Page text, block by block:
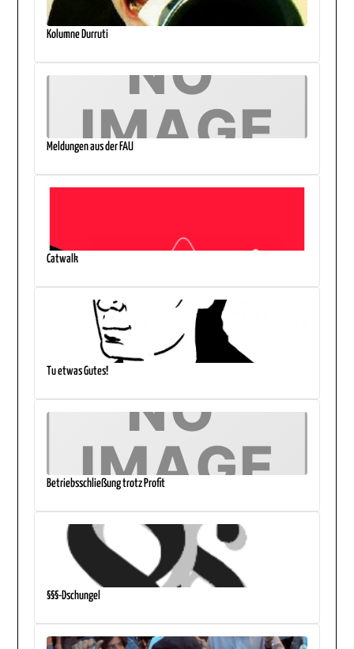
Kolumne Durruti
Meldungen aus der FAU
Catwalk
Tu etwas Gutes!
Betriebsschließung trotz Profit
§§§-Dschungel